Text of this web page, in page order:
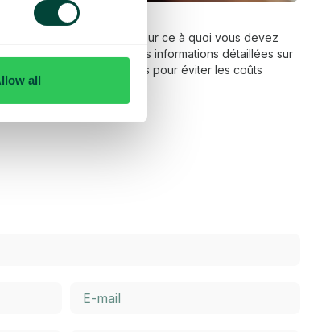
all
de l’itinérance et sur ce à quoi vous devez
FAQ, vous trouverez des informations détaillées sur
l’UE, ainsi que des conseils pour éviter les coûts
en savoir plus.